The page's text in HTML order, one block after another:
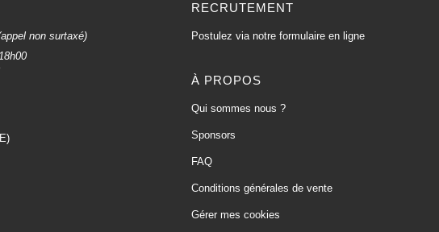
non surtaxé)
RECRUTEMENT
Postulez via notre formulaire en ligne
À PROPOS
Qui sommes nous ?
Sponsors
FAQ
Conditions générales de vente
Gérer mes cookies